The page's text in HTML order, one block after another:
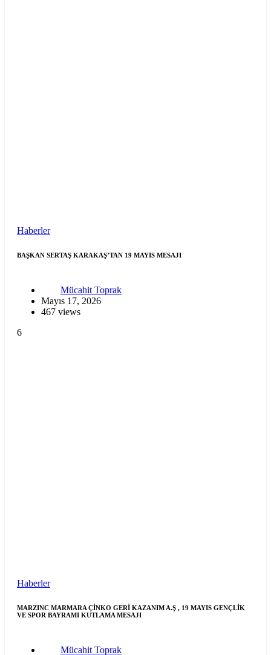
Haberler
BAŞKAN SERTAŞ KARAKAŞ’TAN 19 MAYIS MESAJI
Mücahit Toprak
Mayıs 17, 2026
467 views
6
Haberler
MARZINC MARMARA ÇİNKO GERİ KAZANIM A.Ş , 19 MAYIS GENÇLİK
VE SPOR BAYRAMI KUTLAMA MESAJI
Mücahit Toprak